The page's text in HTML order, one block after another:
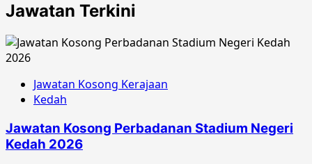
Jawatan Terkini
Jawatan Kosong Kerajaan
Kedah
Jawatan Kosong Perbadanan Stadium Negeri
Kedah 2026